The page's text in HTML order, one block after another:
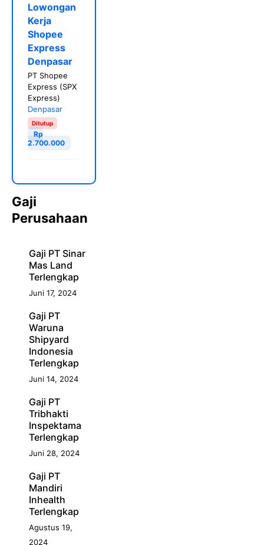
Lowongan
Kerja
Shopee
Express
Denpasar
PT Shopee
Express (SPX
Express)
Denpasar
Ditutup
Rp
2.700.000
Gaji
Perusahaan
Gaji PT Sinar
Mas Land
Terlengkap
Juni 17, 2024
Gaji PT
Waruna
Shipyard
Indonesia
Terlengkap
Juni 14, 2024
Gaji PT
Tribhakti
Inspektama
Terlengkap
Juni 28, 2024
Gaji PT
Mandiri
Inhealth
Terlengkap
Agustus 19,
2024